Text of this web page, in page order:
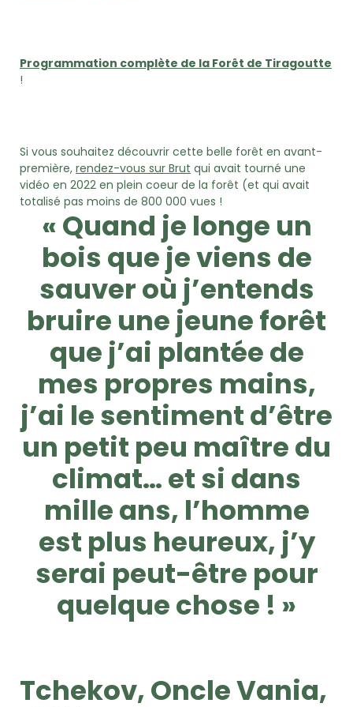
Programmation complète de la Forêt de Tiragoutte
!
Si vous souhaitez découvrir cette belle forêt en avant-
première, rendez-vous sur Brut qui avait tourné une
vidéo en 2022 en plein coeur de la forêt (et qui avait
totalisé pas moins de 800 000 vues !
« Quand je longe un
bois que je viens de
sauver où j’entends
bruire une jeune forêt
que j’ai plantée de
mes propres mains,
j’ai le sentiment d’être
un petit peu maître du
climat… et si dans
mille ans, l’homme
est plus heureux, j’y
serai peut-être pour
quelque chose ! »
Tchekov, Oncle Vania,